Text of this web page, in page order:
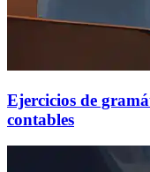
Ejercicios de
contables